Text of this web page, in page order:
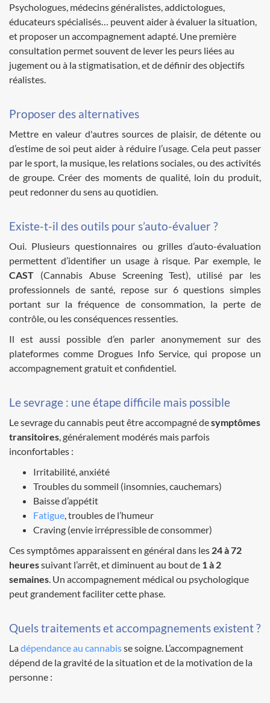
Psychologues, médecins généralistes, addictologues,
éducateurs spécialisés… peuvent aider à évaluer la situation,
et proposer un accompagnement adapté. Une première
consultation permet souvent de lever les peurs liées au
jugement ou à la stigmatisation, et de définir des objectifs
réalistes.
Proposer des alternatives
Mettre en valeur d'autres sources de plaisir, de détente ou
d’estime de soi peut aider à réduire l’usage. Cela peut passer
par le sport, la musique, les relations sociales, ou des activités
de groupe. Créer des moments de qualité, loin du produit,
peut redonner du sens au quotidien.
Existe-t-il des outils pour s’auto-évaluer ?
Oui. Plusieurs questionnaires ou grilles d’auto-évaluation
permettent d’identifier un usage à risque. Par exemple, le
CAST (Cannabis Abuse Screening Test), utilisé par les
professionnels de santé, repose sur 6 questions simples
portant sur la fréquence de consommation, la perte de
contrôle, ou les conséquences ressenties.
Il est aussi possible d’en parler anonymement sur des
plateformes comme Drogues Info Service, qui propose un
accompagnement gratuit et confidentiel.
Le sevrage : une étape difficile mais possible
Le sevrage du cannabis peut être accompagné desymptômes
transitoires, généralement modérés mais parfois
inconfortables :
Irritabilité, anxiété
Troubles du sommeil (insomnies, cauchemars)
Baisse d’appétit
Fatigue, troubles de l’humeur
Craving (envie irrépressible de consommer)
Ces symptômes apparaissent en général dans les 24 à 72
heuressuivant l’arrêt, et diminuent au bout de 1 à 2
semaines. Un accompagnement médical ou psychologique
peut grandement faciliter cette phase.
Quels traitements et accompagnements existent ?
Ladépendance au cannabisse soigne. L’accompagnement
dépend de la gravité de la situation et de la motivation de la
personne :